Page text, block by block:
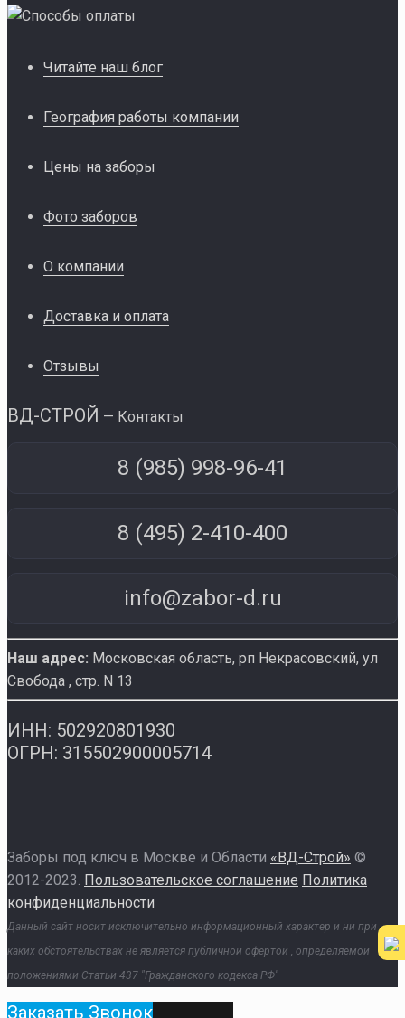
Читайте наш блог
География работы компании
Цены на заборы
Фото заборов
О компании
Доставка и оплата
Отзывы
ВД-СТРОЙ — Контакты
8 (985) 998-96-41
8 (495) 2-410-400
info@zabor-d.ru
Наш адрес: Московская область, рп Некрасовский, ул
Свобода , стр. N 13
ИНН: 502920801930
ОГРН: 315502900005714
Заборы под ключ в Москве и Области «ВД-Строй» ©
2012-2023. Пользовательское соглашение Политика
конфиденциальности
Данный сайт носит исключительно информационный характер и ни при
каких обстоятельствах не является публичной офертой , определяемой
положениями Статьи 437 "Гражданского кодекса РФ"
Заказать Звонок